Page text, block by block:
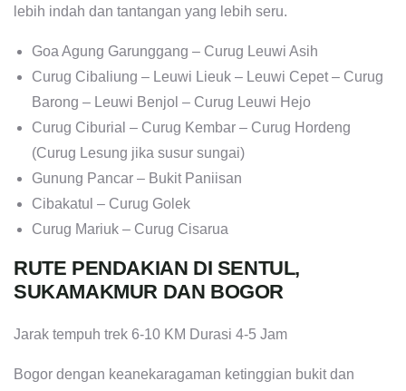
lebih indah dan tantangan yang lebih seru.
Goa Agung Garunggang – Curug Leuwi Asih
Curug Cibaliung – Leuwi Lieuk – Leuwi Cepet – Curug
Barong – Leuwi Benjol – Curug Leuwi Hejo
Curug Ciburial – Curug Kembar – Curug Hordeng
(Curug Lesung jika susur sungai)
Gunung Pancar – Bukit Paniisan
Cibakatul – Curug Golek
Curug Mariuk – Curug Cisarua
RUTE PENDAKIAN DI SENTUL,
SUKAMAKMUR DAN BOGOR
Jarak tempuh trek 6-10 KM Durasi 4-5 Jam
Bogor dengan keanekaragaman ketinggian bukit dan